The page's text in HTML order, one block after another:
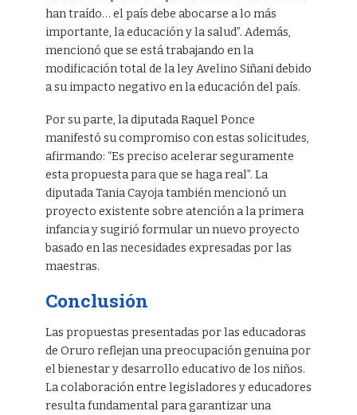
han traído… el país debe abocarse a lo más
importante, la educación y la salud”. Además,
mencionó que se está trabajando en la
modificación total de la ley Avelino Siñani debido
a su impacto negativo en la educación del país.
Por su parte, la diputada Raquel Ponce
manifestó su compromiso con estas solicitudes,
afirmando: “Es preciso acelerar seguramente
esta propuesta para que se haga real”. La
diputada Tania Cayoja también mencionó un
proyecto existente sobre atención a la primera
infancia y sugirió formular un nuevo proyecto
basado en las necesidades expresadas por las
maestras.
Conclusión
Las propuestas presentadas por las educadoras
de Oruro reflejan una preocupación genuina por
el bienestar y desarrollo educativo de los niños.
La colaboración entre legisladores y educadores
resulta fundamental para garantizar una